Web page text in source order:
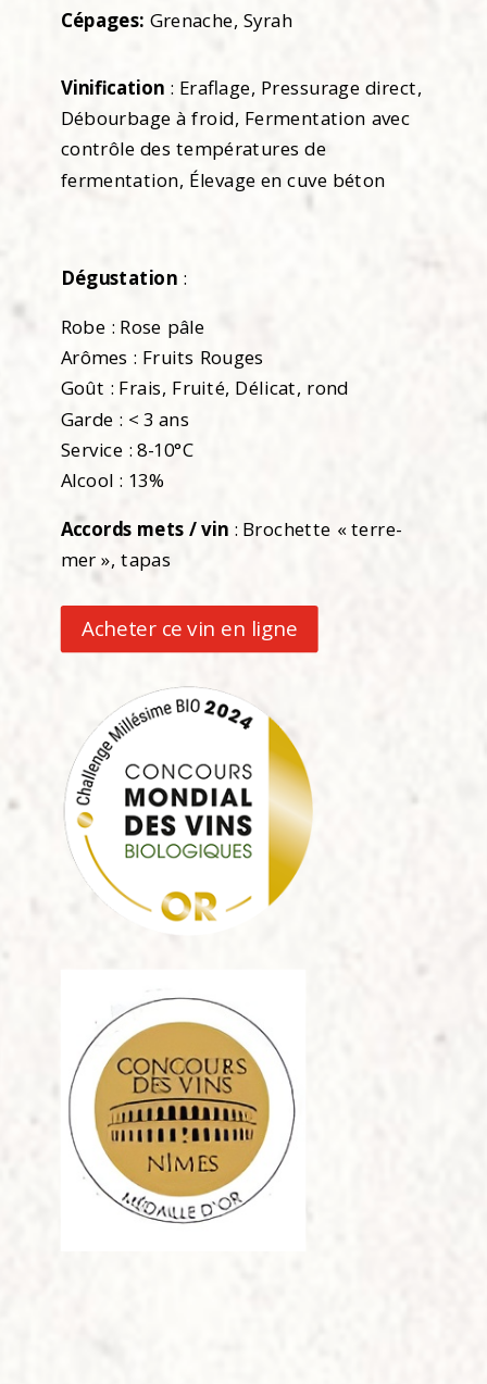
Cépages: Grenache, Syrah
Vinification : Eraflage, Pressurage direct,
Débourbage à froid, Fermentation avec
contrôle des températures de
fermentation, Élevage en cuve béton
Dégustation:
Robe : Rose pâle
Arômes : Fruits Rouges
Goût : Frais, Fruité, Délicat, rond
Garde : < 3 ans
Service : 8-10°C
Alcool : 13%
Accords mets / vin: Brochette « terre-
mer », tapas
Acheter ce vin en ligne